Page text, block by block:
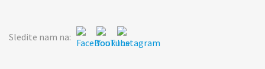
Sledite nam na: